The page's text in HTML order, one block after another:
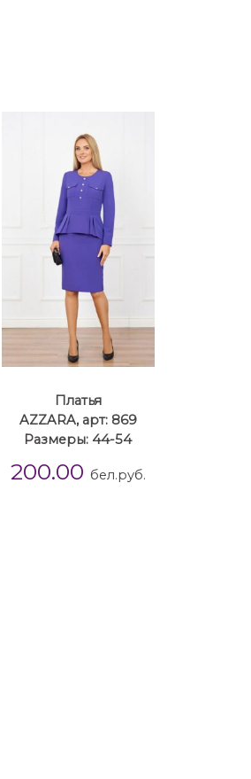
Платья
AZZARA, арт: 869
Размеры: 44-54
200.00 бел.руб.